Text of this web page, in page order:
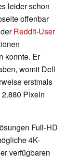
leider schon
offenbar
Reddit-User
konnte. Er
womit Dell
erstmals
Pixeln
Full-HD
4K-
verfügbaren